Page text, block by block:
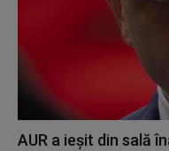
AUR a ieșit din sală